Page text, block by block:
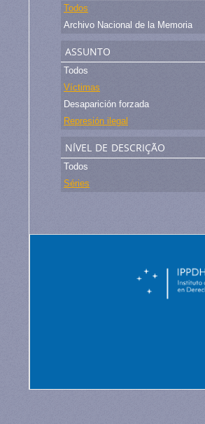
Todos
Archivo Nacional de la Memoria
assunto
Todos
Víctimas
Desaparición forzada
Represión ilegal
nível de descrição
Todos
Séries